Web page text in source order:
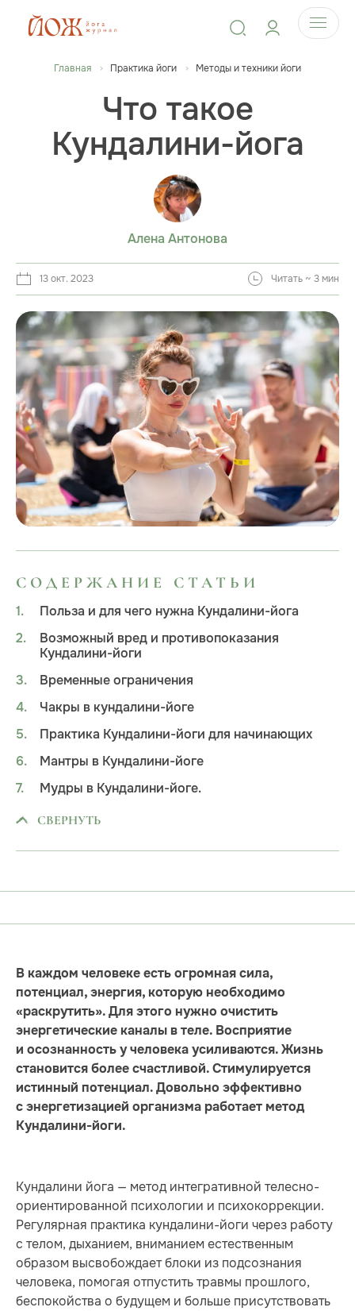
Главная Практика йоги Методы и техники йоги
Что такое
Кундалини-йога
Алена Антонова
13 окт. 2023 Читать ~ 3 мин
СОДЕРЖАНИЕ СТАТЬИ
Польза и для чего нужна Кундалини-йога
Возможный вред и противопоказания
Кундалини-йоги
Временные ограничения
Чакры в кундалини-йоге
Практика Кундалини-йоги для начинающих
Мантры в Кундалини-йоге
Мудры в Кундалини-йоге.
СВЕРНУТЬ
В каждом человеке есть огромная сила,
потенциал, энергия, которую необходимо
«раскрутить». Для этого нужно очистить
энергетические каналы в теле. Восприятие
и осознанность у человека усиливаются. Жизнь
становится более счастливой. Стимулируется
истинный потенциал. Довольно эффективно
с энергетизацией организма работает метод
Кундалини-йоги.
Кундалини йога — метод интегративной телесно-
ориентированной психологии и психокоррекции.
Регулярная практика кундалини-йоги через работу
с телом, дыханием, вниманием естественным
образом высвобождает блоки из подсознания
человека, помогая отпустить травмы прошлого,
беспокойства о будущем и больше присутствовать